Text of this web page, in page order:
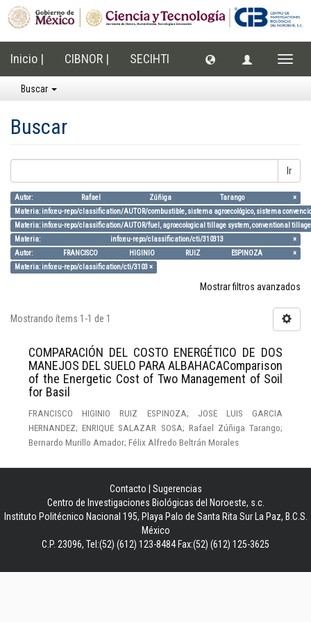
Inicio | CIBNOR | SECIHTI
Buscar
Buscar
Ir
Autor: Rafael Zúñiga Tarango ×
Materia: info:eu-repo/classification/AUTOR/combustible, sistema agroecológico, sistema
Materia: info:eu-repo/classification/AUTOR/fuel, agroecological tillage system, conventional
Materia: info:eu-repo/classification/cti/310313 ×
Autor: FRANCISCO HIGINIO RUIZ ESPINOZA ×
Materia: info:eu-repo/classification/cti/3103 ×
Mostrar filtros avanzados
Mostrando ítems 1-1 de 1
COMPARACIÓN DEL COSTO ENERGÉTICO DE DOS
MANEJOS DEL SUELO PARA ALBAHACAComparison
of the Energetic Cost of Two Management of Soil
for Basil
FRANCISCO HIGINIO RUIZ ESPINOZA; JOSE LUIS GARCIA
HERNANDEZ; ENRIQUE SALAZAR SOSA; Rafael Zúñiga Tarango;
Bernardo Murillo Amador; Félix Alfredo Beltrán Morales
Contacto
Sugerencias
Centro de Investigaciones Biológicas del Noroeste, s.c.
Instituto Politécnico Nacional 195, Playa Palo de Santa Rita Sur La Paz, B.C.S.
México
C.P. 23096, Tel:(52) (612) 123-8484 Fax:(52) (612) 125-3625